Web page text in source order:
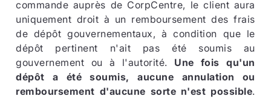
commande auprès de CorpCentre, le client aura
uniquement droit à un remboursement des frais
de dépôt gouvernementaux, à condition que le
dépôt pertinent n'ait pas été soumis au
gouvernement ou à l'autorité. Une fois qu'un
dépôt a été soumis, aucune annulation ou
remboursement d'aucune sorte n'est possible.